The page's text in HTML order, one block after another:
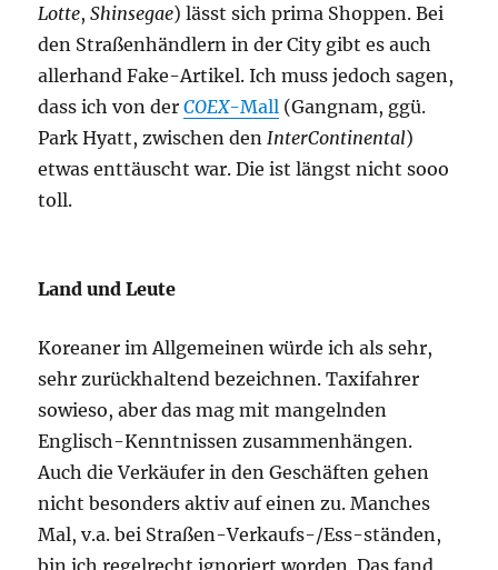
Lotte, Shinsegae) lässt sich prima Shoppen. Bei
den Straßenhändlern in der City gibt es auch
allerhand Fake-Artikel. Ich muss jedoch sagen,
dass ich von derCOEX-Mall (Gangnam, ggü.
Park Hyatt, zwischen den InterContinental)
etwas enttäuscht war. Die ist längst nicht sooo
toll.
Land und Leute
Koreaner im Allgemeinen würde ich als sehr,
sehr zurückhaltend bezeichnen. Taxifahrer
sowieso, aber das mag mit mangelnden
Englisch-Kenntnissen zusammenhängen.
Auch die Verkäufer in den Geschäften gehen
nicht besonders aktiv auf einen zu. Manches
Mal, v.a. bei Straßen-Verkaufs-/Ess-ständen,
bin ich regelrecht ignoriert worden. Das fand